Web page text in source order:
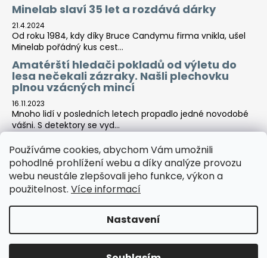
Používáme cookies, abychom Vám umožnili
pohodlné prohlížení webu a díky analýze provozu
webu neustále zlepšovali jeho funkce, výkon a
použitelnost. Více informací
Nastavení
Minelab slaví 35 let a rozdává dárky
21.4.2024
Od roku 1984, kdy díky Bruce Candymu firma vnikla, ušel
Minelab pořádný kus cest...
Amatérští hledači pokladů od výletu do
lesa nečekali zázraky. Našli plechovku
plnou vzácných mincí
16.11.2023
Mnoho lidí v posledních letech propadlo jedné novodobé
vášni. S detektory se vyd...
Tara-print
Copyright 2026Detektor centrála. Všechna práva